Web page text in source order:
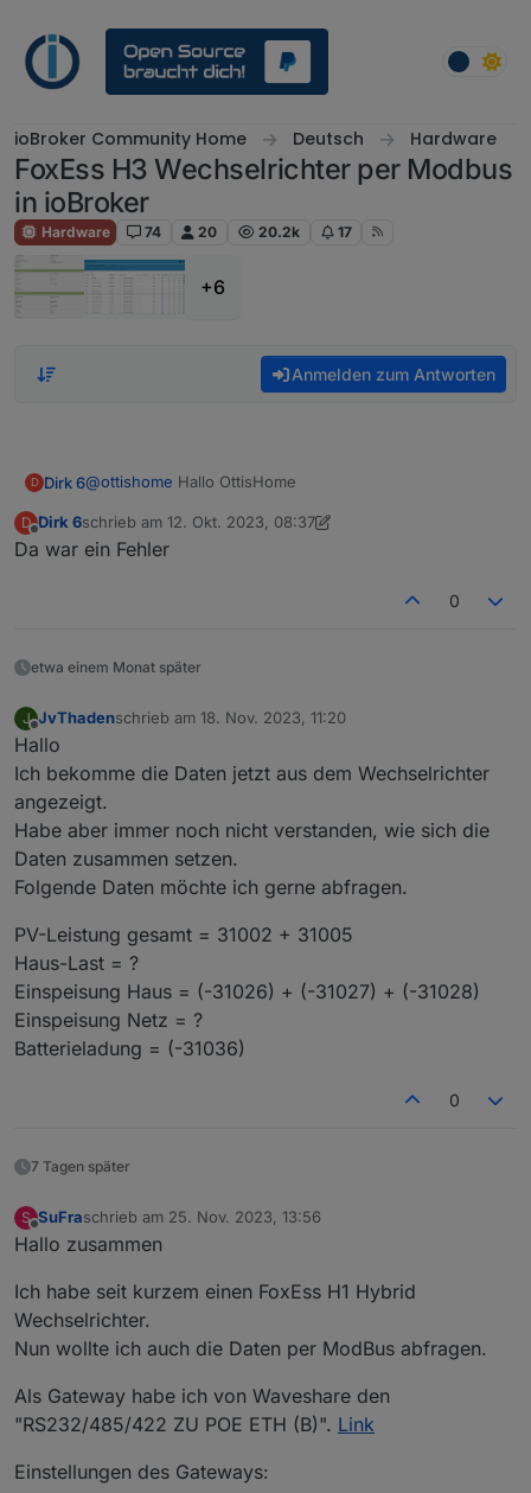
ioBroker Community Home Deutsch Hardware
FoxEss H3 Wechselrichter per Modbus
in ioBroker
Hardware 74 20 20.2k 17
+6
Anmelden zum Antworten
D Dirk 6@ottishome Hallo OttisHome
Ich habe unser (mein) Problem gefunden.
Ich war in der Annahme, dass im Elfin schon serielle
habe, wurden auch im Elfin Serielle Datenpakete
angezeigt!
Ich könnte mir in den Allerwertesten beißen.
D Dirk 6schrieb am 12. Okt. 2023, 08:37
zuletzt editiert von Dirk 6 10. Dez. 2023, 10:39
Da war ein Fehler
0
etwa einem Monat später
J
Offline
JvThadenschrieb am 18. Nov. 2023, 11:20
zuletzt editiert von
Hallo
Ich bekomme die Daten jetzt aus dem Wechselrichter
angezeigt.
Habe aber immer noch nicht verstanden, wie sich die
Daten zusammen setzen.
Folgende Daten möchte ich gerne abfragen.
PV-Leistung gesamt = 31002 + 31005
Haus-Last = ?
Einspeisung Haus = (-31026) + (-31027) + (-31028)
Einspeisung Netz = ?
Batterieladung = (-31036)
0
7 Tagen später
S
Offline
SuFraschrieb am 25. Nov. 2023, 13:56
zuletzt editiert von
Hallo zusammen
Ich habe seit kurzem einen FoxEss H1 Hybrid
Wechselrichter.
Nun wollte ich auch die Daten per ModBus abfragen.
Als Gateway habe ich von Waveshare den
"RS232/485/422 ZU POE ETH (B)". Link
Einstellungen des Gateways: